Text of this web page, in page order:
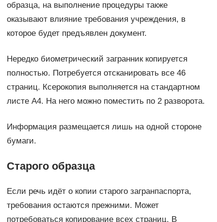
образца, на выполнение процедуры также
оказывают влияние требования учреждения, в
которое будет предъявлен документ.
Нередко биометрический загранник копируется
полностью. Потребуется отсканировать все 46
страниц. Ксерокопия выполняется на стандартном
листе А4. На него можно поместить по 2 разворота.
Информация размещается лишь на одной стороне
бумаги.
Старого образца
Если речь идёт о копии старого загранпаспорта,
требования остаются прежними. Может
потребоваться копирование всех страниц. В